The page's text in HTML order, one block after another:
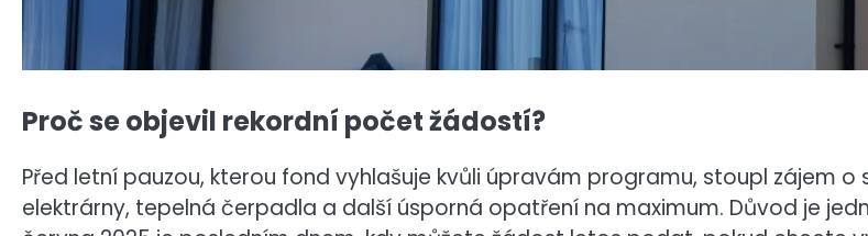
Proč se objevil rekordní počet žádostí?
Před letní pauzou, kterou fond vyhlašuje kvůli úpravám programu, stoupl zájem o
elektrárny, tepelná čerpadla a další úsporná opatření na maximum. Důvod je